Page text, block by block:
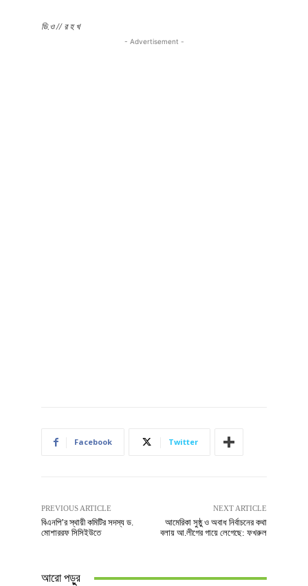
ডি.ও // র হ খ
- Advertisement -
Facebook Twitter
PREVIOUS ARTICLE
বিএনপি’র স্থায়ী কমিটির সদস্য ড.
মোশাররফ সিসিইউতে
NEXT ARTICLE
আমেরিকা সুষ্ঠু ও অবাধ নির্বাচনের কথা
বলায় আ.লীগের গায়ে লেগেছে: ফখরুল
আরো পড়ুুর